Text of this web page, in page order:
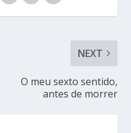
NEXT
O meu sexto sentido,
antes de morrer